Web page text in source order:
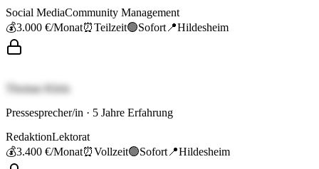
Social MediaCommunity Management
💰3.000 €/Monat⏰Teilzeit🟢Sofort 📍Hildesheim
Thomas Klein
Pressesprecher/in · 5 Jahre Erfahrung
RedaktionLektorat
💰3.400 €/Monat⏰Vollzeit🟢Sofort 📍Hildesheim